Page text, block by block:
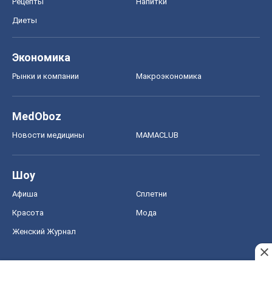
Диеты
Экономика
Рынки и компании Mакроэкономика
MedOboz
Новости медицины MAMACLUB
Шоу
Афиша Сплетни
Красота Мода
Женский Журнал